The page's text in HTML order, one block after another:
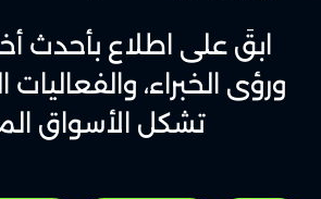
ابقَ على اطلاع بأحدث
ورؤى الخبراء، والفعاليات
تشكل الأسواق